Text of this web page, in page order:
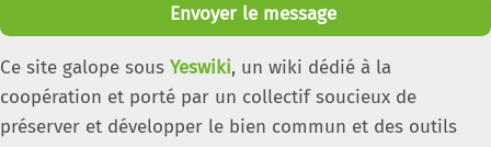
Envoyer le message
Ce site galope sous Yeswiki, un wiki dédié à la
coopération et porté par un collectif soucieux de
préserver et développer le bien commun et des outils